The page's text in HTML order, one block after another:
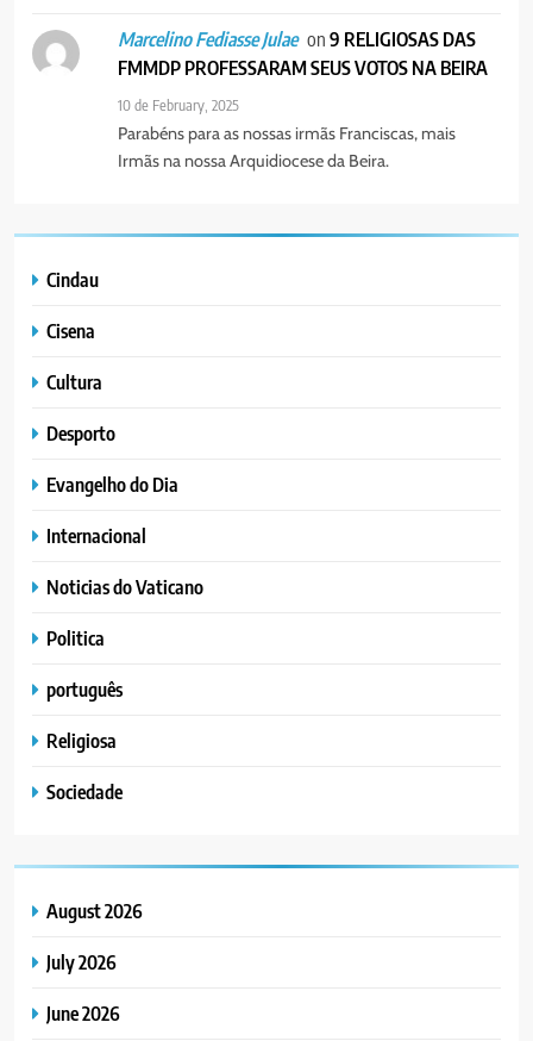
Marcelino Fediasse Julae on9 RELIGIOSAS DAS
FMMDP PROFESSARAM SEUS VOTOS NA BEIRA
10 de February, 2025
Parabéns para as nossas irmãs Franciscas, mais
Irmãs na nossa Arquidiocese da Beira.
Cindau
Cisena
Cultura
Desporto
Evangelho do Dia
Internacional
Noticias do Vaticano
Politica
português
Religiosa
Sociedade
August 2026
July 2026
June 2026